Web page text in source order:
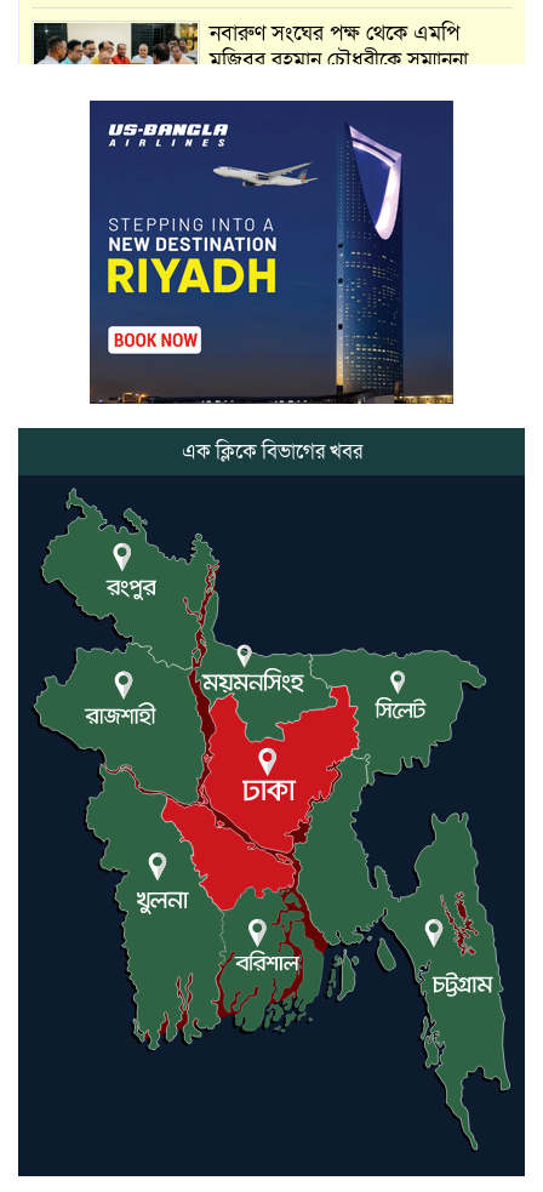
নবারুণ সংঘের পক্ষ থেকে এমপি
মুজিবুর রহমান চৌধুরীকে সম্মাননা
মার্শাল আর্ট ক্লাব কাপে ‘জুসা মার্শাল
আর্ট’ এর সাফল্য, শ্রীমঙ্গলের আয়াত ও
আইরাহ ঝুলিতে ৪ পদক
লাউয়াছড়া জাতীয় উদ্যানের সিএমসি
হিসাবরক্ষক আবজালুল হকের
মৃত্যুতে,এলাকায় শোকের ছায়া
ভোলাগঞ্জ স্থলবন্দরে এলসি আটকে
হয়রানির অভিযোগ, বিএনপির সাবেক
সভাপতির
গলিত মরদেহ উদ্ধার
লন্ডনে আদমপুর ইউনাইটেড কলেজ
বাস্তবায়ন নিয়ে আলোচনা সভা
আন্তর্জাতিক মানবাধিকার সম্মেলনে
বিশেষ সম্মাননা পেলেন ফারুক খাঁন,
শ্রীমঙ্গলে সংবর্ধনা
এক ক্লিকে বিভাগের খবর